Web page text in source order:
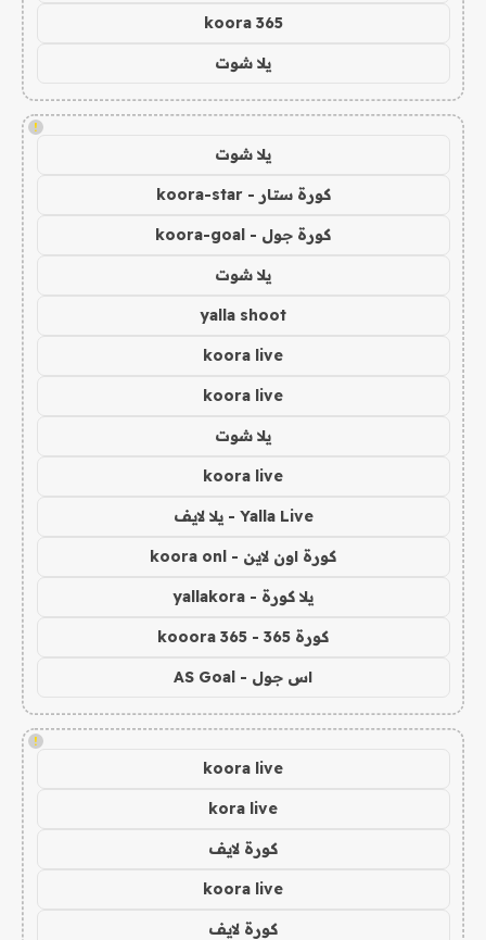
koora 365
يلا شوت
!
يلا شوت
كورة ستار - koora-star
كورة جول - koora-goal
يلا شوت
yalla shoot
koora live
koora live
يلا شوت
koora live
Yalla Live - يلا لايف
كورة اون لاين - koora onl
يلا كورة - yallakora
كورة 365 - kooora 365
اس جول - AS Goal
!
koora live
kora live
كورة لايف
koora live
كورة لايف